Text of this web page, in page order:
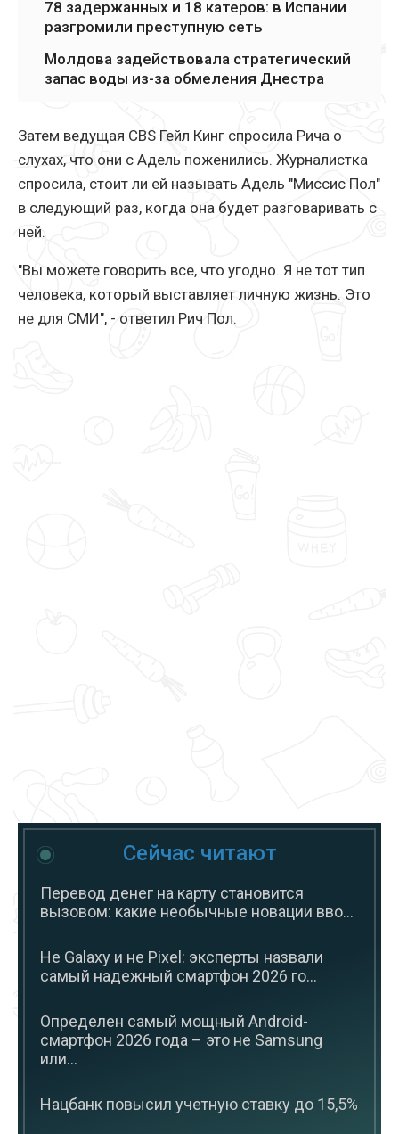
78 задержанных и 18 катеров: в Испании
разгромили преступную сеть
Молдова задействовала стратегический
запас воды из-за обмеления Днестра
Затем ведущая CBS Гейл Кинг спросила Рича о
слухах, что они с Адель поженились. Журналистка
спросила, стоит ли ей называть Адель "Миссис Пол"
в следующий раз, когда она будет разговаривать с
ней.
"Вы можете говорить все, что угодно. Я не тот тип
человека, который выставляет личную жизнь. Это
не для СМИ", - ответил Рич Пол.
Сейчас читают
Перевод денег на карту становится
вызовом: какие необычные новации вво...
Не Galaxy и не Pixel: эксперты назвали
самый надежный смартфон 2026 го...
Определен самый мощный Android-
смартфон 2026 года – это не Samsung
или...
Нацбанк повысил учетную ставку до 15,5%